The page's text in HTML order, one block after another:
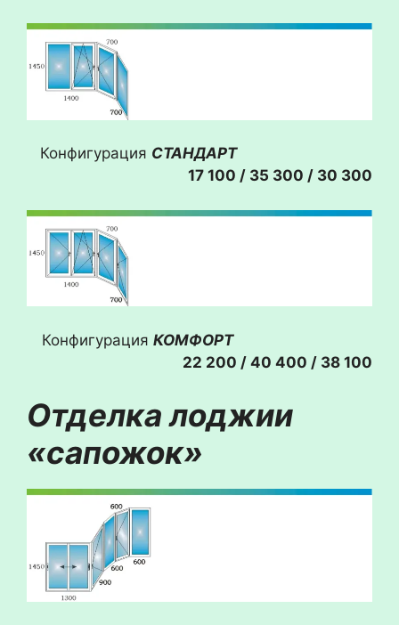
Конфигурация СТАНДАРТ
17 100 / 35 300 / 30 300
Конфигурация КОМФОРТ
22 200 / 40 400 / 38 100
Отделка лоджии
«сапожок»